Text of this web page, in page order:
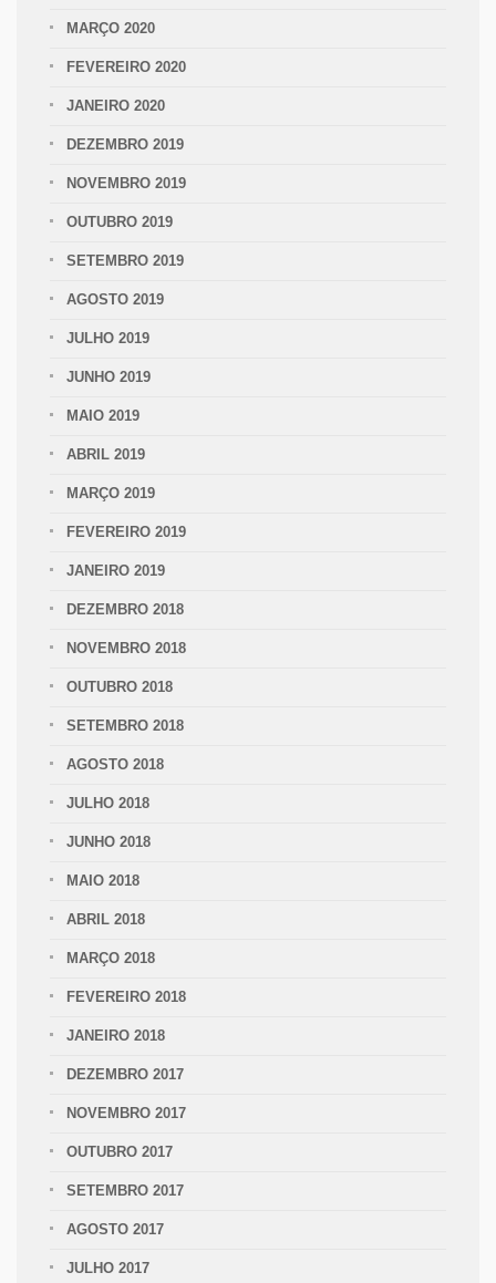
MARÇO 2020
FEVEREIRO 2020
JANEIRO 2020
DEZEMBRO 2019
NOVEMBRO 2019
OUTUBRO 2019
SETEMBRO 2019
AGOSTO 2019
JULHO 2019
JUNHO 2019
MAIO 2019
ABRIL 2019
MARÇO 2019
FEVEREIRO 2019
JANEIRO 2019
DEZEMBRO 2018
NOVEMBRO 2018
OUTUBRO 2018
SETEMBRO 2018
AGOSTO 2018
JULHO 2018
JUNHO 2018
MAIO 2018
ABRIL 2018
MARÇO 2018
FEVEREIRO 2018
JANEIRO 2018
DEZEMBRO 2017
NOVEMBRO 2017
OUTUBRO 2017
SETEMBRO 2017
AGOSTO 2017
JULHO 2017